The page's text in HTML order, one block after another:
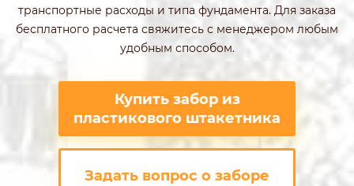
транспортные расходы и типа фундамента. Для заказа
бесплатного расчета свяжитесь с менеджером любым
удобным способом.
Купить забор из
пластикового штакетника
Задать вопрос о заборе